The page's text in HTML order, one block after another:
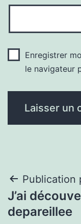
Enregistrer
le navigateur
de
Publication
J’ai
depareillee